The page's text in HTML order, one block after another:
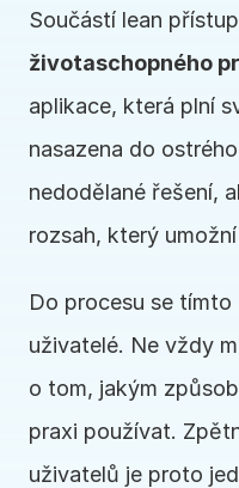
životaschopného
aplikace, která plní
nasazena do
nedodělané řešení,
rozsah, který
Do procesu se
uživatelé. Ne vždy
o tom, jakým
praxi používat.
uživatelů je proto